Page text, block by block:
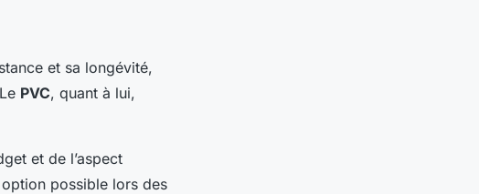
et sa longévité,
PVC, quant à lui,
et de l’aspect
possible lors des